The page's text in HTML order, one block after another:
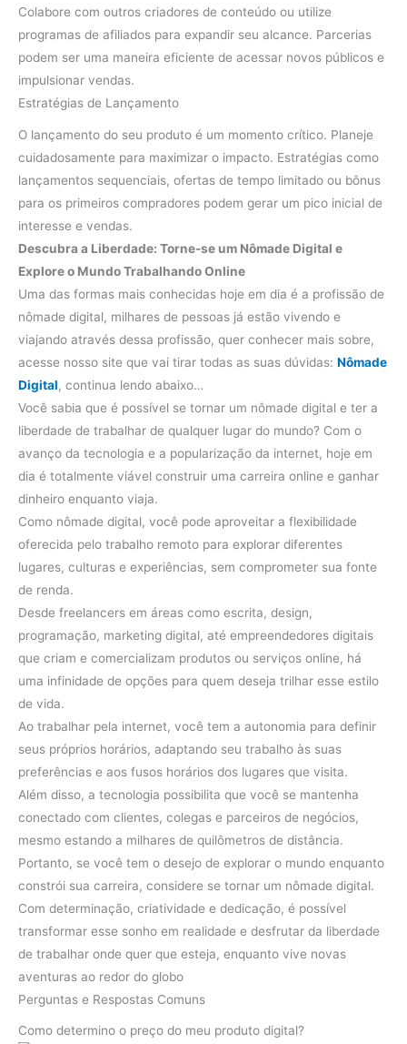
Colabore com outros criadores de conteúdo ou utilize
programas de afiliados para expandir seu alcance. Parcerias
podem ser uma maneira eficiente de acessar novos públicos e
impulsionar vendas.
Estratégias de Lançamento
O lançamento do seu produto é um momento crítico. Planeje
cuidadosamente para maximizar o impacto. Estratégias como
lançamentos sequenciais, ofertas de tempo limitado ou bônus
para os primeiros compradores podem gerar um pico inicial de
interesse e vendas.
Descubra a Liberdade: Torne-se um Nômade Digital e
Explore o Mundo Trabalhando Online
Uma das formas mais conhecidas hoje em dia é a profissão de
nômade digital, milhares de pessoas já estão vivendo e
viajando através dessa profissão, quer conhecer mais sobre,
acesse nosso site que vai tirar todas as suas dúvidas: Nômade
Digital, continua lendo abaixo…
Você sabia que é possível se tornar um nômade digital e ter a
liberdade de trabalhar de qualquer lugar do mundo? Com o
avanço da tecnologia e a popularização da internet, hoje em
dia é totalmente viável construir uma carreira online e ganhar
dinheiro enquanto viaja.
Como nômade digital, você pode aproveitar a flexibilidade
oferecida pelo trabalho remoto para explorar diferentes
lugares, culturas e experiências, sem comprometer sua fonte
de renda.
Desde freelancers em áreas como escrita, design,
programação, marketing digital, até empreendedores digitais
que criam e comercializam produtos ou serviços online, há
uma infinidade de opções para quem deseja trilhar esse estilo
de vida.
Ao trabalhar pela internet, você tem a autonomia para definir
seus próprios horários, adaptando seu trabalho às suas
preferências e aos fusos horários dos lugares que visita.
Além disso, a tecnologia possibilita que você se mantenha
conectado com clientes, colegas e parceiros de negócios,
mesmo estando a milhares de quilômetros de distância.
Portanto, se você tem o desejo de explorar o mundo enquanto
constrói sua carreira, considere se tornar um nômade digital.
Com determinação, criatividade e dedicação, é possível
transformar esse sonho em realidade e desfrutar da liberdade
de trabalhar onde quer que esteja, enquanto vive novas
aventuras ao redor do globo
Perguntas e Respostas Comuns
Como determino o preço do meu produto digital?